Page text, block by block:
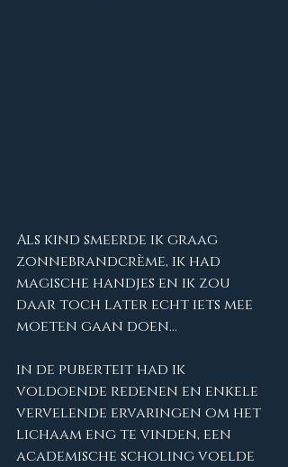
Als kind smeerde ik graag
zonnebrandcrème, ik had
magische handjes en ik zou
daar toch later echt iets mee
moeten gaan doen...
in de puberteit had ik
voldoende redenen en enkele
vervelende ervaringen om het
lichaam eng te vinden, een
academische scholing voelde